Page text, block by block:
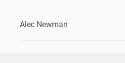
Alec Newman